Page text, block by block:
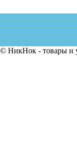
© НикНок - товары и